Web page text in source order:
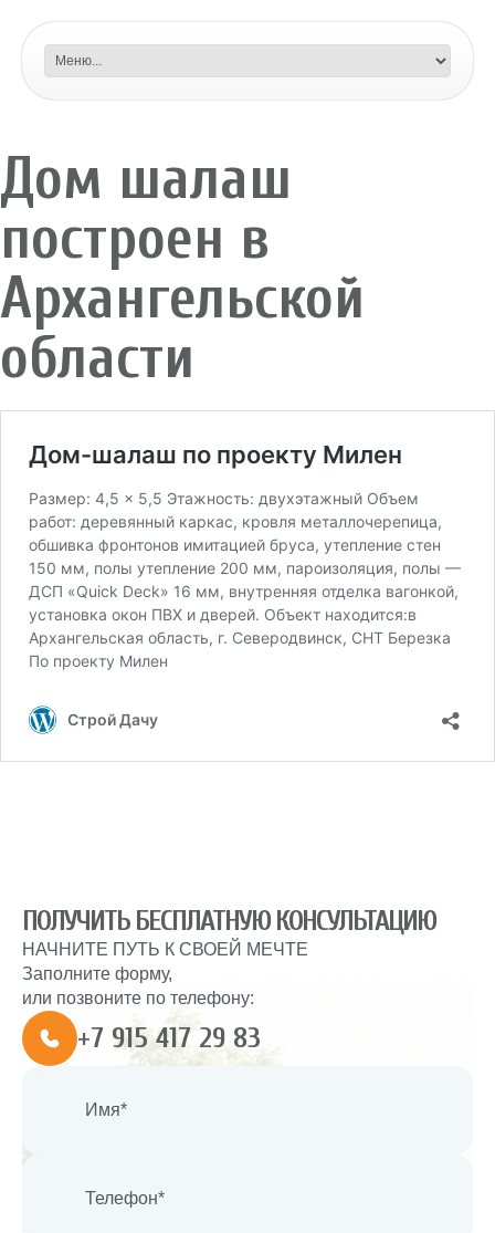
Дом шалаш
построен в
Архангельской
области
ПОЛУЧИТЬ БЕСПЛАТНУЮ КОНСУЛЬТАЦИЮ
НАЧНИТЕ ПУТЬ К СВОЕЙ МЕЧТЕ
Заполните форму,
или позвоните по телефону:
+7 915 417 29 83